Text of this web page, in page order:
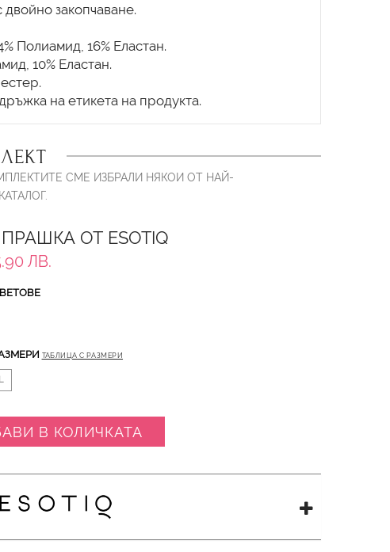
закопчаване.
Полиамид, 16% Еластан.
10% Еластан.
СМЕ ИЗБРАЛИ НЯКОИ ОТ НАЙ-
ОТ ESOTIQ
ЛВ.
ТАБЛИЦА С РАЗМЕРИ
L
В КОЛИЧКАТА